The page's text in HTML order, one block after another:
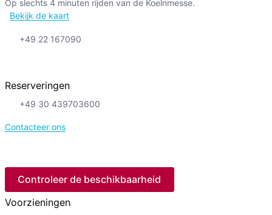
Op slechts 4 minuten rijden van de Koelnmesse.
Bekijk de kaart
+49 22 167090
Reserveringen
+49 30 439703600
Contacteer ons
Controleer de beschikbaarheid
Voorzieningen